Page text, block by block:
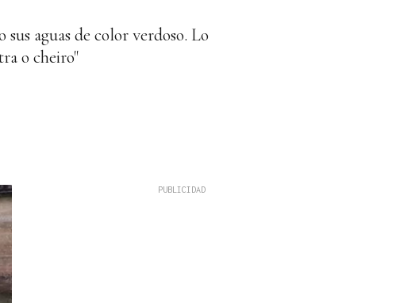
aguas de color verdoso. Lo
o cheiro"